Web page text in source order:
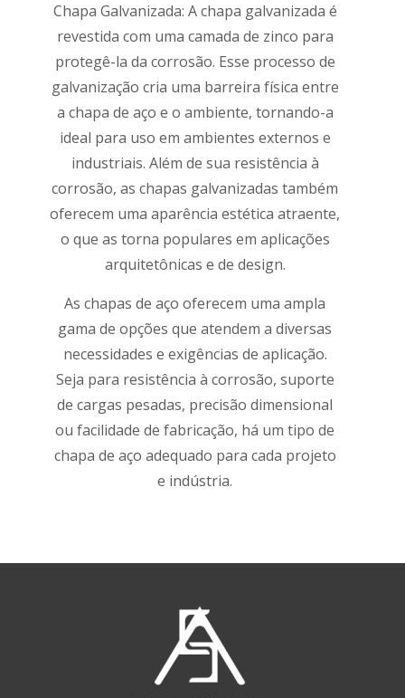
Chapa Galvanizada: A chapa galvanizada é
revestida com uma camada de zinco para
protegê-la da corrosão. Esse processo de
galvanização cria uma barreira física entre
a chapa de aço e o ambiente, tornando-a
ideal para uso em ambientes externos e
industriais. Além de sua resistência à
corrosão, as chapas galvanizadas também
oferecem uma aparência estética atraente,
o que as torna populares em aplicações
arquitetônicas e de design.
As chapas de aço oferecem uma ampla
gama de opções que atendem a diversas
necessidades e exigências de aplicação.
Seja para resistência à corrosão, suporte
de cargas pesadas, precisão dimensional
ou facilidade de fabricação, há um tipo de
chapa de aço adequado para cada projeto
e indústria.